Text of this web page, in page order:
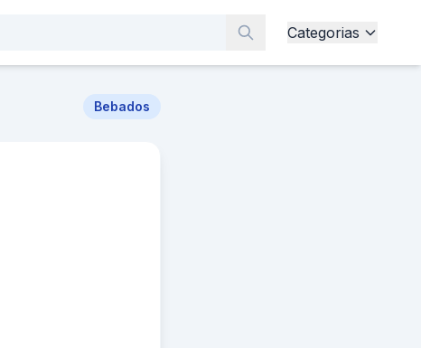
Categorias
Bebados